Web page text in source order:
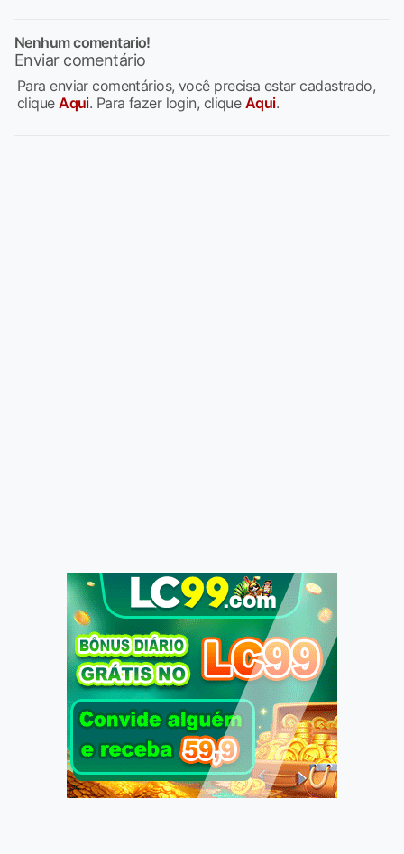
Nenhum comentario!
Enviar comentário
Para enviar comentários, você precisa estar cadastrado,
cliqueAqui. Para fazer login, clique Aqui.